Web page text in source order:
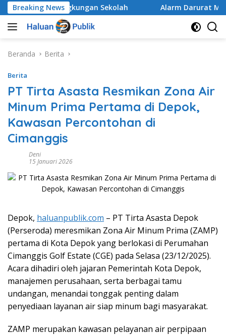
Langsung
ke
konten
Breaking News
di Lingkungan Sekolah Alarm Darurat Mutu
Beranda Berita
Berita
PT Tirta Asasta Resmikan Zona Air
Minum Prima Pertama di Depok,
Kawasan Percontohan di
Cimanggis
Deni
15 Januari 2026
Depok, haluanpublik.com – PT Tirta Asasta Depok
(Perseroda) meresmikan Zona Air Minum Prima (ZAMP)
pertama di Kota Depok yang berlokasi di Perumahan
Cimanggis Golf Estate (CGE) pada Selasa (23/12/2025).
Acara dihadiri oleh jajaran Pemerintah Kota Depok,
manajemen perusahaan, serta berbagai tamu
undangan, menandai tonggak penting dalam
penyediaan layanan air siap minum bagi masyarakat.
ZAMP merupakan kawasan pelayanan air perpipaan